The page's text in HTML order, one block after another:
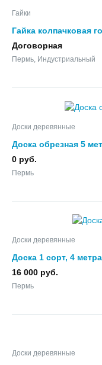
Гайки
Гайка колпачковая
Договорная
Пермь, Индустриальный
Доски деревянные
Доска обрезная 5
0 руб.
Пермь
Доски деревянные
Доска 1 сорт, 4 метра
16 000 руб.
Пермь
Доски деревянные